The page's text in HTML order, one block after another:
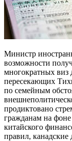
Министр
возможности
многократных виз
пересекающих
по семейным
продиктовано
гражданам на
китайского
правил,